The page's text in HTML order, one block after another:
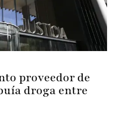
proveedor de
droga entre